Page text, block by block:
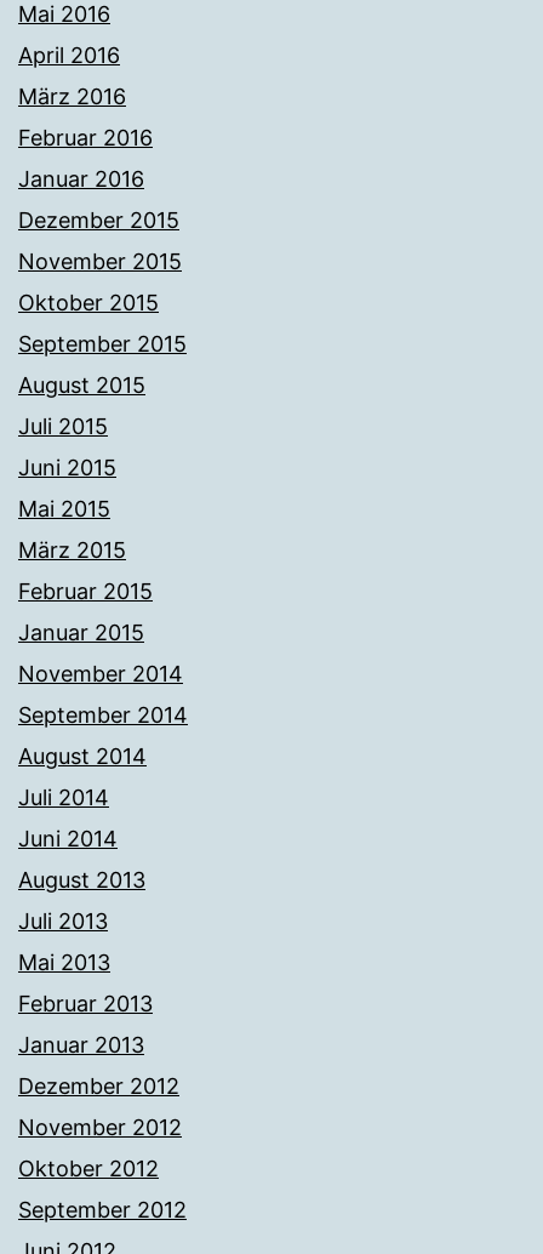
Mai 2016
April 2016
März 2016
Februar 2016
Januar 2016
Dezember 2015
November 2015
Oktober 2015
September 2015
August 2015
Juli 2015
Juni 2015
Mai 2015
März 2015
Februar 2015
Januar 2015
November 2014
September 2014
August 2014
Juli 2014
Juni 2014
August 2013
Juli 2013
Mai 2013
Februar 2013
Januar 2013
Dezember 2012
November 2012
Oktober 2012
September 2012